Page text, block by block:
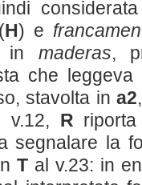
(H) e
in maderas,
che leggeva
stavolta ina2
v.12, R
segnalare la
Tal v.23: in